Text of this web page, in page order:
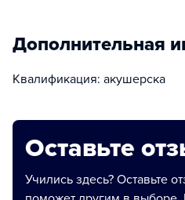
Дополнительная
Квалификация: акушерска
Оставьте
Учились здесь? Оставьте